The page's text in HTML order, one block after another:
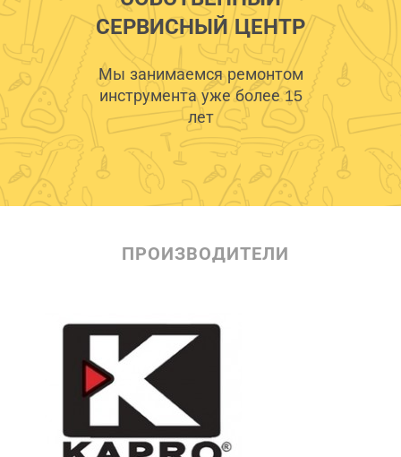
СЕРВИСНЫЙ ЦЕНТР
Мы занимаемся ремонтом
инструмента уже более 15
лет
ПРОИЗВОДИТЕЛИ